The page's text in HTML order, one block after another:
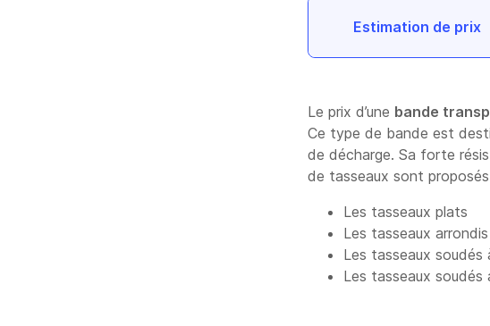
Estimation de prix
Le prix d’une bande
Ce type de bande est
de décharge. Sa forte
de tasseaux sont
Les tasseaux plats
Les tasseaux arrondis
Les tasseaux soudés
Les tasseaux soudés